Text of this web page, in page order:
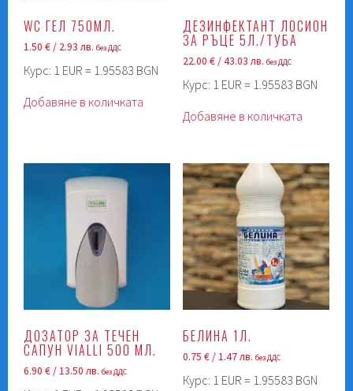
WC ГЕЛ 750МЛ.
1.50€/ 2.93 лв.без ДДС
Курс: 1 EUR = 1.95583 BGN
Добавяне в количката
ДЕЗИНФЕКТАНТ ЛОСИОН
ЗА РЪЦЕ 5Л./ТУБА
22.00 €/ 43.03 лв. без ДДС
Курс: 1 EUR = 1.95583 BGN
Добавяне в количката
ДОЗАТОР ЗА ТЕЧЕН
САПУН VIALLI 500 МЛ.
6.90€/ 13.50 лв.без ДДС
БЕЛИНА 1Л.
0.75 €/ 1.47 лв. без ДДС
Курс: 1 EUR = 1.95583 BGN